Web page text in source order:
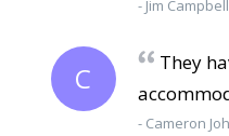
- Jim
C
They
- Cameron